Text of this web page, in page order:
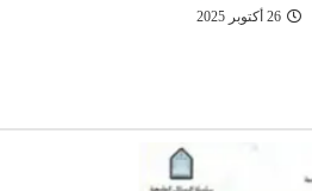
26 أكتوبر 2025